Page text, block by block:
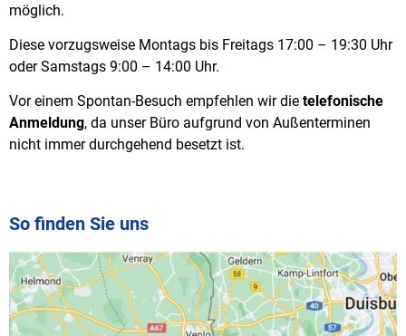
möglich.
Diese vorzugsweise Montags bis Freitags 17:00 – 19:30 Uhr
oder Samstags 9:00 – 14:00 Uhr.
Vor einem Spontan-Besuch empfehlen wir die telefonische
Anmeldung, da unser Büro aufgrund von Außenterminen
nicht immer durchgehend besetzt ist.
So finden Sie uns